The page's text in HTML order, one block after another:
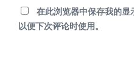
在此浏览器中保存我的显
以便下次评论时使用。